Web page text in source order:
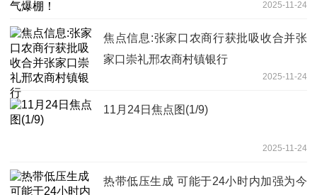
2025-11-24
焦点信息:张家口农商行获批吸收合并张
家口崇礼邢农商村镇银行
2025-11-24
11月24日焦点图(1/9)
2025-11-24
热带低压生成 可能于24小时内加强为今